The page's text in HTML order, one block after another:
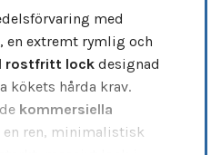
med
en extremt rymlig och
rostfritt lock designad
kökets hårda krav.
kommersiella
en ren, minimalistisk